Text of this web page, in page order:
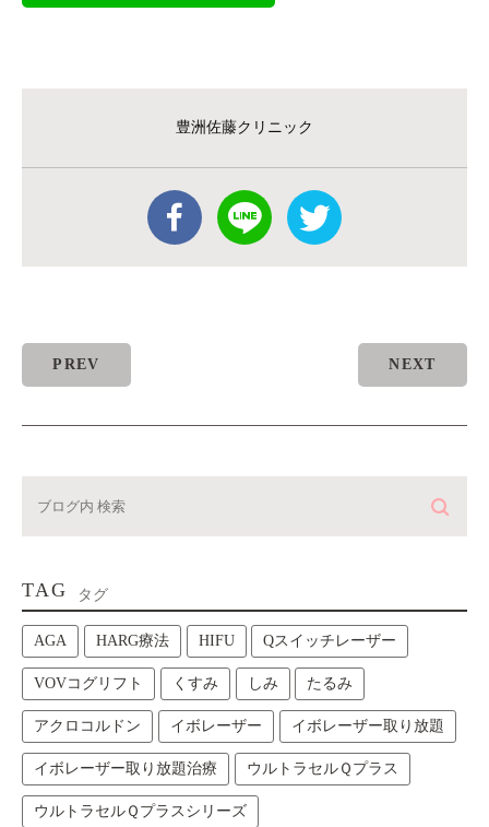
豊洲佐藤クリニック
PREV NEXT
TAG タグ
AGA HARG療法 HIFU Qスイッチレーザー
VOVコグリフト くすみ しみ たるみ
アクロコルドン イボレーザー イボレーザー取り放題
イボレーザー取り放題治療 ウルトラセルＱプラス
ウルトラセルＱプラスシリーズ